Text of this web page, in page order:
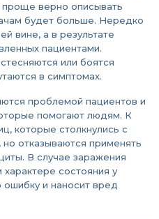
проще верно описывать
будет больше. Нередко
вине, а в результате
пациентами.
или боятся
в симптомах.
проблемой пациентов и
помогают людям. К
которые столкнулись с
отказываются применять
В случае заражения
состояния у
и наносит вред